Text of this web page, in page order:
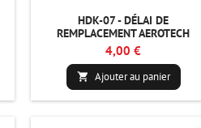
HDK-07 - DÉLAI DE
REMPLACEMENT AEROTECH
4,00 €
 Ajouter au panier